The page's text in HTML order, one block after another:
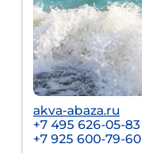
akva-abaza.ru
+7 495 626-05-83
+7 925 600-79-60